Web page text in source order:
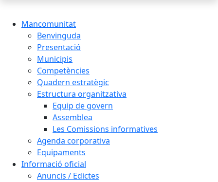
Mancomunitat
Benvinguda
Presentació
Municipis
Competències
Quadern estratègic
Estructura organitzativa
Equip de govern
Assemblea
Les Comissions informatives
Agenda corporativa
Equipaments
Informació oficial
Anuncis / Edictes